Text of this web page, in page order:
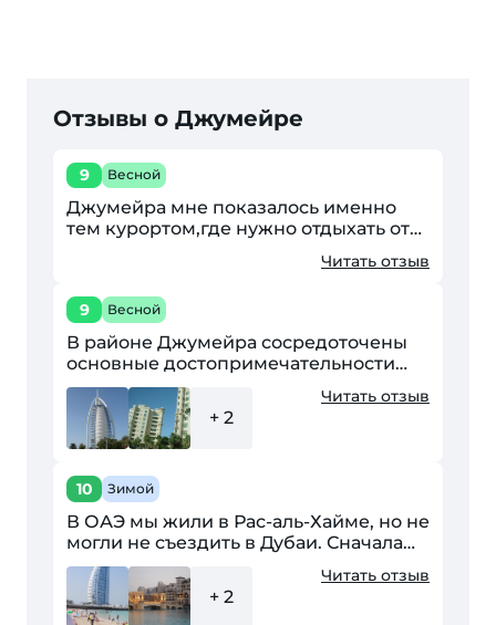
Отзывы о Джумейре
9 Весной
Джумейра мне показалось именно
тем курортом,где нужно отдыхать от
пальме- это находится только на его
территории. Выйти...
Читать отзыв
9 Весной
В районе Джумейра сосредоточены
основные достопримечательности
Дубаи. Это прежде всего, самый
дорогой в мире отель в виде паруса,
который является...
+ 2
Читать отзыв
10 Зимой
В ОАЭ мы жили в Рас-аль-Хайме, но не
могли не съездить в Дубаи. Сначала
нас привезли в Джумейру, а именно к
знаменитому "Паруснику" или как его
официальное...
+ 2
Читать отзыв